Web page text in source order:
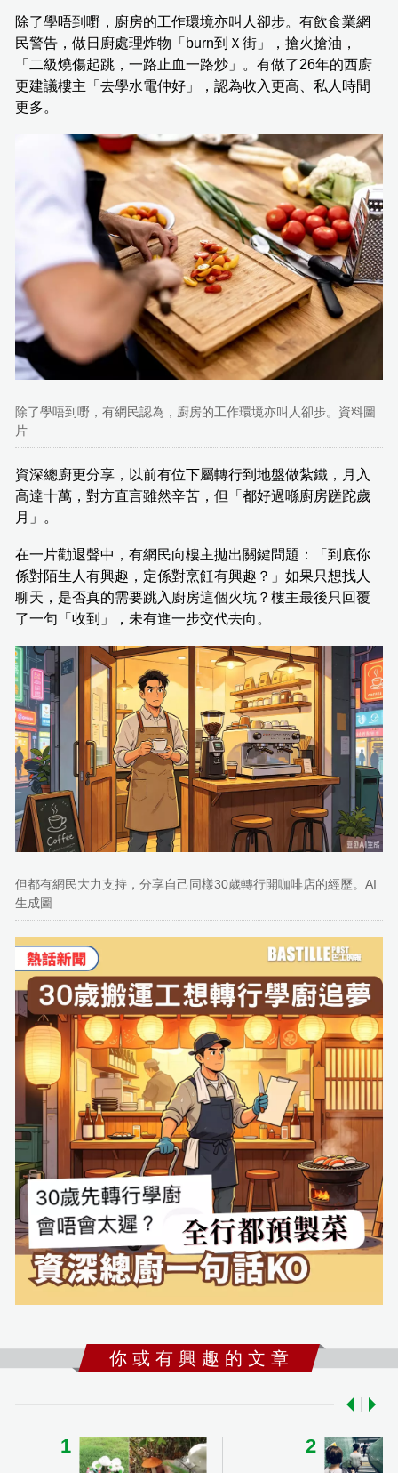
除了學唔到嘢，廚房的工作環境亦叫人卻步。有飲食業網
民警告，做日廚處理炸物「burn到Ｘ街」，搶火搶油，
「二級燒傷起跳，一路止血一路炒」。有做了26年的西廚
更建議樓主「去學水電仲好」，認為收入更高、私人時間
更多。
除了學唔到嘢，有網民認為，廚房的工作環境亦叫人卻步。資料圖
片
資深總廚更分享，以前有位下屬轉行到地盤做紮鐵，月入
高達十萬，對方直言雖然辛苦，但「都好過喺廚房蹉跎歲
月」。
在一片勸退聲中，有網民向樓主拋出關鍵問題：「到底你
係對陌生人有興趣，定係對烹飪有興趣？」如果只想找人
聊天，是否真的需要跳入廚房這個火坑？樓主最後只回覆
了一句「收到」，未有進一步交代去向。
但都有網民大力支持，分享自己同樣30歲轉行開咖啡店的經歷。AI
生成圖
你 或 有 興 趣 的 文 章